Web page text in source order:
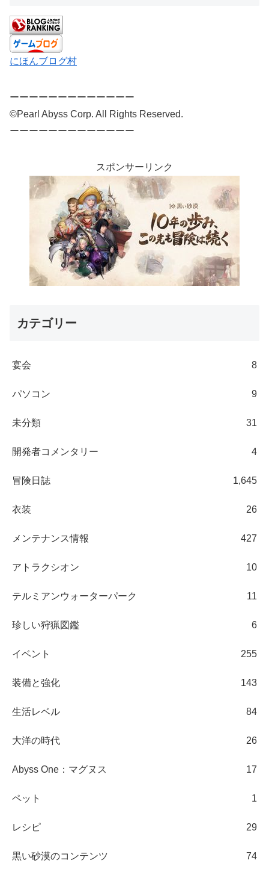
にほんブログ村
ーーーーーーーーーーーーー
©Pearl Abyss Corp. All Rights Reserved.
ーーーーーーーーーーーーー
スポンサーリンク
カテゴリー
宴会 8
パソコン 9
未分類 31
開発者コメンタリー 4
冒険日誌 1,645
衣装 26
メンテナンス情報 427
アトラクシオン 10
テルミアンウォーターパーク 11
珍しい狩猟図鑑 6
イベント 255
装備と強化 143
生活レベル 84
大洋の時代 26
Abyss One：マグヌス 17
ペット 1
レシピ 29
黒い砂漠のコンテンツ 74